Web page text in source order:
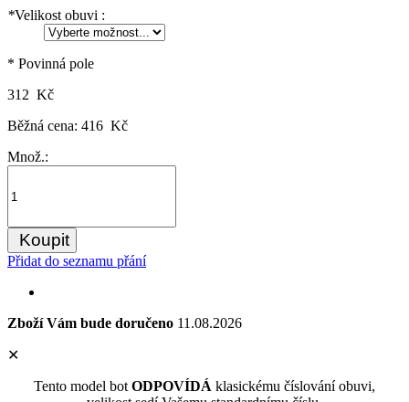
*Velikost obuvi :
* Povinná pole
312 Kč
Běžná cena: 416 Kč
Množ.:
Koupit
Přidat do seznamu přání
Zboží Vám bude doručeno 11.08.2026
✕
Tento model bot ODPOVÍDÁ klasickému číslování obuvi,